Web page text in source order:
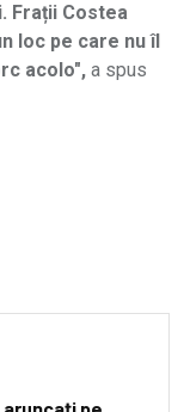
Frații Costea
loc pe care nu îl
acolo", a spus